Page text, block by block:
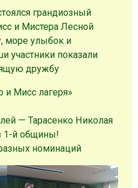
грандиозный
и Мистера Лесной
море улыбок и
участники показали
дружбу
и Мисс лагеря»
— Тарасенко Николая
1-й общины!
номинаций